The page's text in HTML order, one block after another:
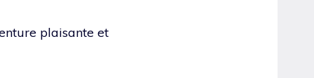
plaisante et